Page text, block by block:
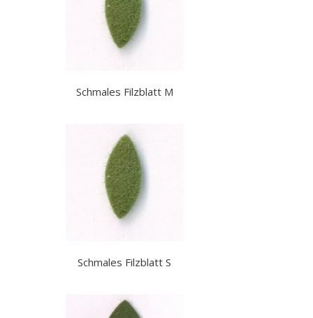
Schmales Filzblatt M
Schmales Filzblatt S